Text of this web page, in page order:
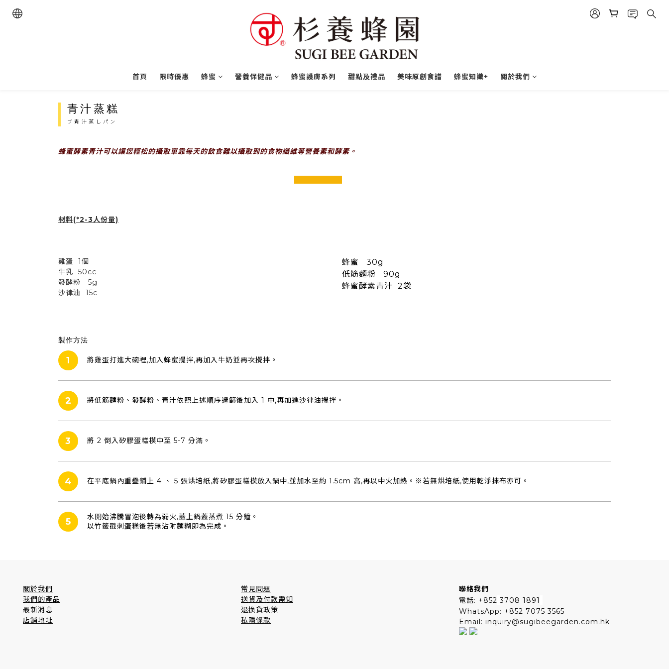
首頁 限時優惠 蜂蜜 營養保健品 蜂蜜護膚系列 甜點及禮品 美味原創食譜 蜂蜜知識+ 關於我們
青汁蒸糕
ブ青汁蒸しパン
蜂蜜酵素青汁可以讓您輕松的攝取單靠每天的飲食難以攝取到的食物纖維等營養素和酵素。
prev next
材料(*2-3人份量)
雞蛋 1個
牛乳 50cc
發酵粉 5g
沙律油 15c
蜂蜜 30g
低筋麵粉 90g
蜂蜜酵素青汁 2袋
製作方法
1 將雞蛋打進大碗裡,加入蜂蜜攪拌,再加入牛奶並再次攪拌。
2 將低筋麵粉、發酵粉、青汁依照上述順序過篩後加入 1 中,再加進沙律油攪拌。
3 將 2 倒入矽膠蛋糕模中至 5-7 分滿。
4 在平底鍋內重疊鋪上 4 、 5 張烘培紙,將矽膠蛋糕模放入鍋中,並加水至約 1.5cm 高,再以中火加熱。※若無烘培紙,使用乾淨抹布亦可。
5
水開始沸騰冒泡後轉為弱火,蓋上鍋蓋蒸煮 15 分鐘。
以竹籤戳刺蛋糕後若無沾附麵糊即為完成。
關於我們
我們的產品
最新消息
店舖地址
常見問題
送貨及付款需知
退換貨政策
私隱條款
聯絡我們
電話: +852 3708 1891
WhatsApp: +852 7075 3565
Email: inquiry@sugibeegarden.com.hk